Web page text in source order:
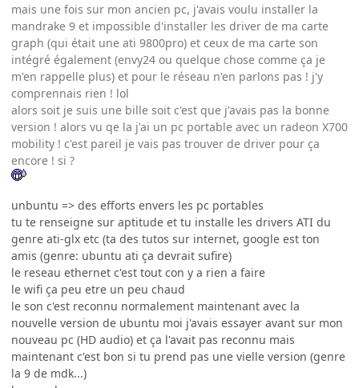
mais une fois sur mon ancien pc, j'avais voulu installer la
mandrake 9 et impossible d'installer les driver de ma carte
graph (qui était une ati 9800pro) et ceux de ma carte son
intégré également (envy24 ou quelque chose comme ça je
m'en rappelle plus) et pour le réseau n'en parlons pas ! j'y
comprennais rien ! lol
alors soit je suis une bille soit c'est que j'avais pas la bonne
version ! alors vu qe la j'ai un pc portable avec un radeon X700
mobility ! c'est pareil je vais pas trouver de driver pour ça
encore ! si ?
unbuntu => des efforts envers les pc portables
tu te renseigne sur aptitude et tu installe les drivers ATI du
genre ati-glx etc (ta des tutos sur internet, google est ton
amis (genre: ubuntu ati ça devrait sufire)
le reseau ethernet c'est tout con y a rien a faire
le wifi ça peu etre un peu chaud
le son c'est reconnu normalement maintenant avec la
nouvelle version de ubuntu moi j'avais essayer avant sur mon
nouveau pc (HD audio) et ça l'avait pas reconnu mais
maintenant c'est bon si tu prend pas une vielle version (genre
la 9 de mdk...)